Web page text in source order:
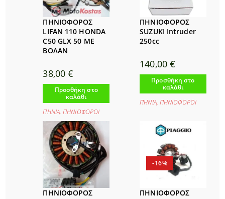
ΠΗΝΙΟΦΟΡΟΣ
LIFAN 110 HONDA
C50 GLX 50 ΜΕ
ΒΟΛΑΝ
38,00€
Προσθήκη στο
καλάθι
ΠΗΝΙΑ,ΠΗΝΙΟΦΟΡΟΙ
ΠΗΝΙΟΦΟΡΟΣ
SUZUKI Intruder
250cc
140,00 €
Προσθήκη στο
καλάθι
ΠΗΝΙΑ, ΠΗΝΙΟΦΟΡΟΙ
ΠΗΝΙΟΦΟΡΟΣ
-16%
ΠΗΝΙΟΦΟΡΟΣ